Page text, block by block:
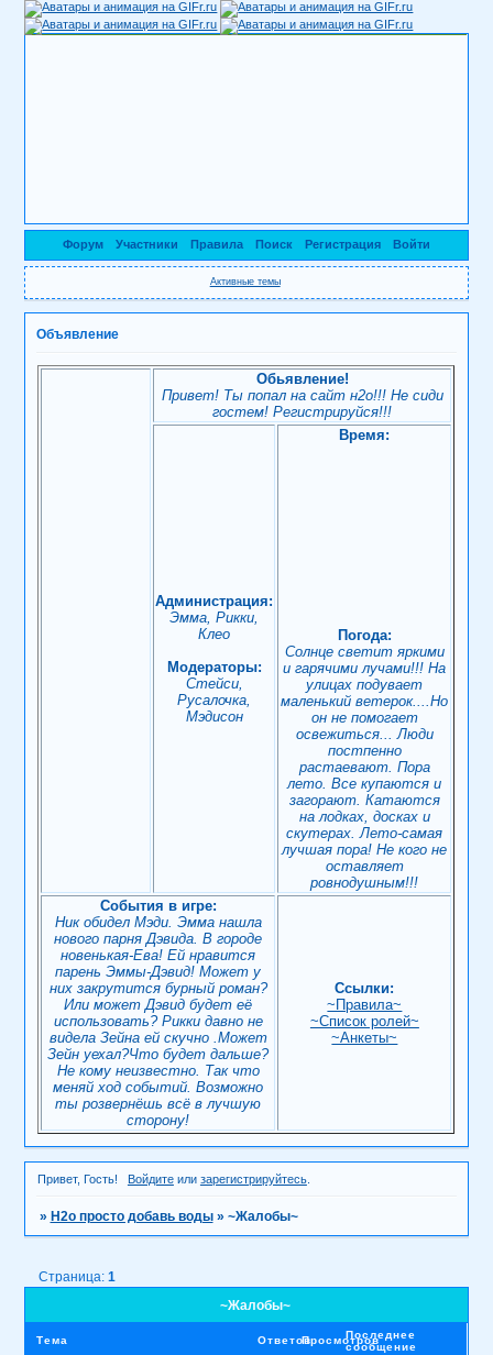
Форум Участники Правила Поиск Регистрация Войти
Активные темы
Объявление
Обьявление!
Привет! Ты попал на сайт н2о!!! Не сиди
гостем! Регистрируйся!!!
Администрация:
Эмма, Рикки,
Клео
Модераторы:
Стейси,
Русалочка,
Мэдисон
Время:
Погода:
Солнце светит яркими
и гарячими лучами!!! На
улицах подувает
маленький ветерок....Но
он не помогает
освежиться... Люди
постпенно
растаевают. Пора
лето. Все купаются и
загорают. Катаются
на лодках, досках и
скутерах. Лето-самая
лучшая пора! Не кого не
оставляет
ровнодушным!!!
События в игре:
Ник обидел Мэди. Эмма нашла
нового парня Дэвида. В городе
новенькая-Ева! Ей нравится
парень Эммы-Дэвид! Может у
них закрутится бурный роман?
Или может Дэвид будет её
использовать? Рикки давно не
видела Зейна ей скучно .Может
Зейн уехал?Что будет дальше?
Не кому неизвестно. Так что
меняй ход событий. Возможно
ты розвернёшь всё в лучшую
сторону!
Ссылки:
~Правила~
~Список ролей~
~Анкеты~
Привет, Гость! Войдитеили зарегистрируйтесь.
» H2о просто добавь воды » ~Жалобы~
~Жалобы~
Страница: 1
Тема ОтветовПросмотровПоследнее
сообщение